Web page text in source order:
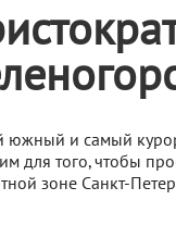
южный и самый
для того, чтобы
зоне Санкт-